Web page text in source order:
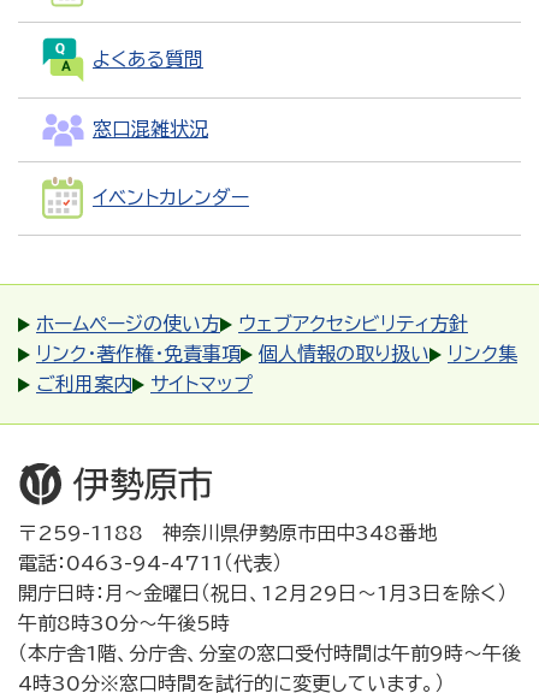
よくある質問
窓口混雑状況
イベントカレンダー
ホームページの使い方
ウェブアクセシビリティ方針
リンク・著作権・免責事項
個人情報の取り扱い
リンク集
ご利用案内
サイトマップ
〒259-1188 神奈川県伊勢原市田中348番地
電話：0463-94-4711（代表）
開庁日時：月～金曜日（祝日、12月29日～1月3日を除く）
午前8時30分～午後5時
（本庁舎1階、分庁舎、分室の窓口受付時間は午前9時～午後
4時30分※窓口時間を試行的に変更しています。）